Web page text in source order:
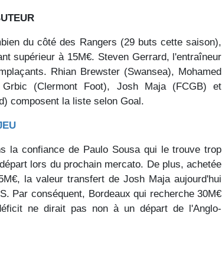
du côté des Rangers (29 buts cette saison),
supérieur à 15M€. Steven Gerrard, l'entraîneur
Rhian Brewster (Swansea), Mohamed
Grbic (Clermont Foot), Josh Maja (FCGB) et
composent la liste selon Goal.
la confiance de Paulo Sousa qui le trouve trop
lors du prochain mercato. De plus, achetée
la valeur transfert de Josh Maja aujourd'hui
Par conséquent, Bordeaux qui recherche 30M€
ne dirait pas non à un départ de l'Anglo-